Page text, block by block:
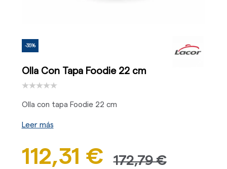
-35%
Olla Con Tapa Foodie 22 cm
Olla con tapa Foodie 22 cm
Leer más
112,31 € 172,79 €